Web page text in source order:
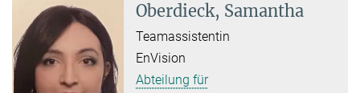
Oberdieck, Samantha
Teamassistentin
EnVision
Abteilung für